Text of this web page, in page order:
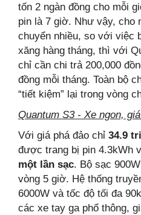
tốn 2 ngàn đồng cho mỗi
pin là 7 giờ. Như vậy, cho
chuyển nhiều, so với việc
xăng hàng tháng, thì với
chỉ cần chi trả 200,000
đồng mỗi tháng. Toàn bộ
“tiết kiệm” lại trong vòng
Quantum S3 - Xe ngon,
Với giá phá đảo chỉ 34.9
được trang bị pin 4.3kWh
một lần sạc. Bộ sạc
vòng 5 giờ. Hệ thống
6000W và tốc độ tối đa
các xe tay ga phổ thông,